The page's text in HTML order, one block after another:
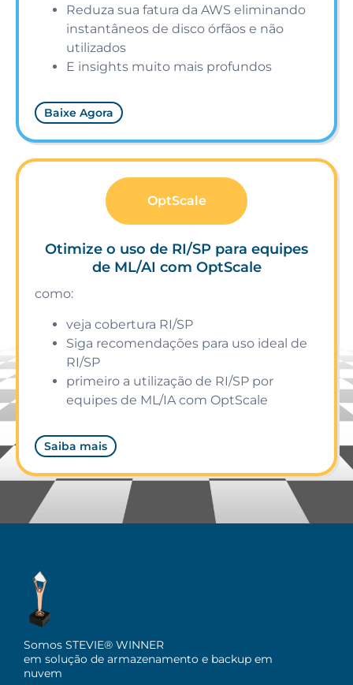
Reduza sua fatura da AWS eliminando
instantâneos de disco órfãos e não
utilizados
E insights muito mais profundos
Baixe Agora
OptScale
Otimize o uso de RI/SP para equipes
de ML/AI com OptScale
como:
veja cobertura RI/SP
Siga recomendações para uso ideal de
RI/SP
primeiro a utilização de RI/SP por
equipes de ML/IA com OptScale
Saiba mais
Somos STEVIE® WINNER
em solução de armazenamento e backup em
nuvem